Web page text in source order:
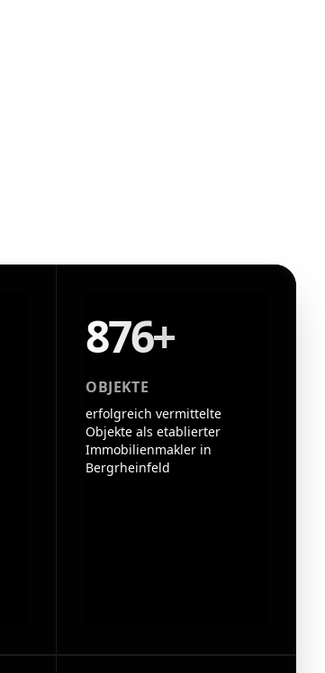
876+
OBJEKTE
erfolgreich vermittelte
Objekte als etablierter
Immobilienmakler in
Bergrheinfeld